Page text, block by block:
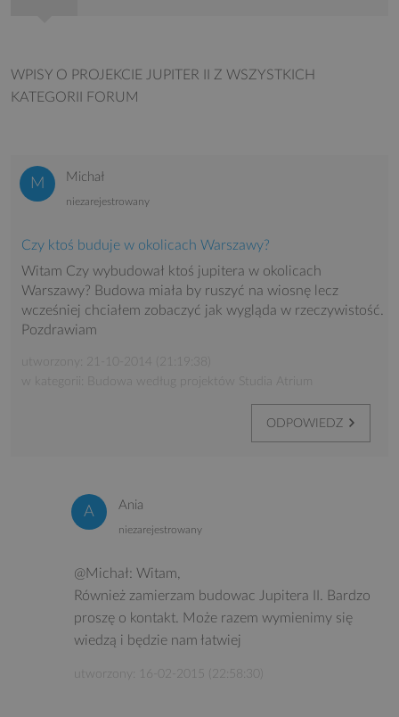
WPISY O PROJEKCIE JUPITER II Z WSZYSTKICH
KATEGORII FORUM
Michał
niezarejestrowany
Czy ktoś buduje w okolicach Warszawy?
Witam Czy wybudował ktoś jupitera w okolicach
Warszawy? Budowa miała by ruszyć na wiosnę lecz
wcześniej chciałem zobaczyć jak wygląda w rzeczywistość.
Pozdrawiam
utworzony: 21-10-2014 (21:19:38)
w kategorii: Budowa według projektów Studia Atrium
ODPOWIEDZ
Ania
niezarejestrowany
@Michał: Witam,
Również zamierzam budowac Jupitera II. Bardzo
proszę o kontakt. Może razem wymienimy się
wiedzą i będzie nam łatwiej
utworzony: 16-02-2015 (22:58:30)